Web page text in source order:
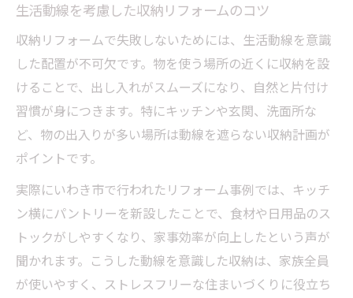
生活動線を考慮した収納リフォームのコツ
収納リフォームで失敗しないためには、生活動線を意識
した配置が不可欠です。物を使う場所の近くに収納を設
けることで、出し入れがスムーズになり、自然と片付け
習慣が身につきます。特にキッチンや玄関、洗面所な
ど、物の出入りが多い場所は動線を遮らない収納計画が
ポイントです。
実際にいわき市で行われたリフォーム事例では、キッチ
ン横にパントリーを新設したことで、食材や日用品のス
トックがしやすくなり、家事効率が向上したという声が
聞かれます。こうした動線を意識した収納は、家族全員
が使いやすく、ストレスフリーな住まいづくりに役立ち